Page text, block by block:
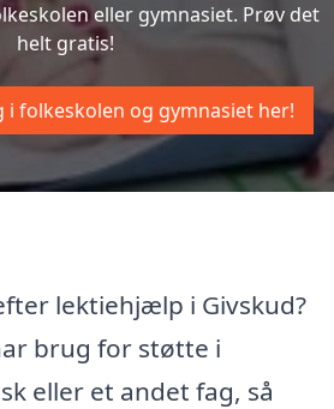
eller gymnasiet. Prøv det
helt gratis!
i folkeskolen og gymnasiet her!
lektiehjælp i Givskud?
brug for støtte i
eller et andet fag, så